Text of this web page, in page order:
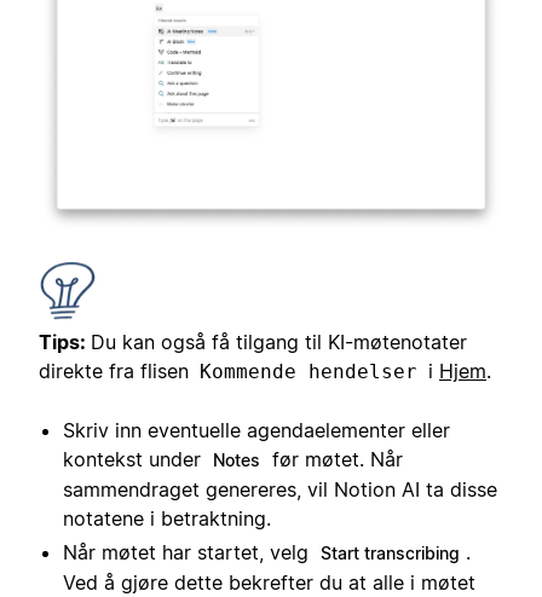
Tips: Du kan også få tilgang til KI-møtenotater
direkte fra flisen Kommende hendelser i Hjem.
Skriv inn eventuelle agendaelementer eller
kontekst under
Notes
før møtet. Når
sammendraget genereres, vil Notion AI ta disse
notatene i betraktning.
Når møtet har startet, velg
Start transcribing .
Ved å gjøre dette bekrefter du at alle i møtet